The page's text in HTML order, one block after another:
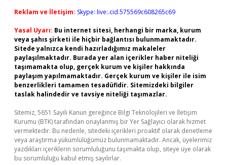
Reklam ve İletişim: Skype: live:.cid.575569c608265c69
Yasal Uyarı: Bu internet sitesi, herhangi bir marka, kurum
veya şahıs şirketi ile hiçbir bağlantısı bulunmamaktadır.
Sitede yalnızca kendi hazırladığımız makaleler
paylaşılmaktadır. Burada yer alan içerikler haber niteliği
taşımamakta olup, gerçek kurum ve kişiler hakkında
paylaşım yapılmamaktadır. Gerçek kurum ve kişiler ile isim
benzerlikleri tamamen tesadüfidir. Sitemizdeki bilgiler
taslak halindedir ve tavsiye niteliği taşımazlar.
Sitemiz, 5651 Sayılı Kanun gereğince Bilgi Teknolojileri ve İletişim
Kurumu (BTK) tarafından onaylanmış bir Yer Sağlayıcı olarak hizmet
vermektedir. Bu nedenle, sitedeki içerikleri proaktif olarak denetleme
veya araştırma yükümlülüğümüz bulunmamaktadır. Ancak, üyelerimiz
yazdıkları içeriklerin sorumluluğunu taşımakta olup, siteye üye olarak
bu sorumluluğu kabul etmiş sayılırlar.